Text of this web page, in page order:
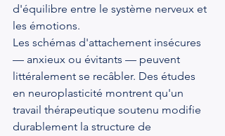
d'équilibre entre le système nerveux et
les émotions.
Les schémas d'attachement insécures
— anxieux ou évitants — peuvent
littéralement se recâbler. Des études
en neuroplasticité montrent qu'un
travail thérapeutique soutenu modifie
durablement la structure de